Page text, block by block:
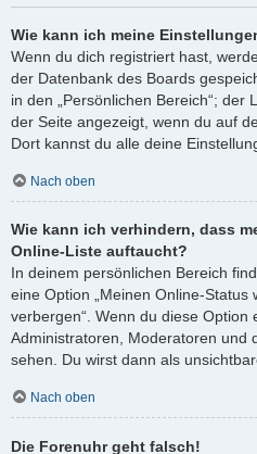
Wie kann ich meine
Wenn du dich registriert hast,
der Datenbank des Boards
in den „Persönlichen Bereich“; der
der Seite angezeigt, wenn du auf
Dort kannst du alle deine
Nach oben
Wie kann ich verhindern, dass
Online-Liste auftaucht?
In deinem persönlichen Bereich
eine Option „Meinen Online-Status
verbergen“. Wenn du diese Option
Administratoren, Moderatoren und
sehen. Du wirst dann als
Nach oben
Die Forenuhr geht falsch!